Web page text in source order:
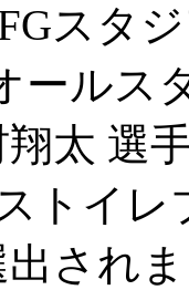
スタ
ールス
太 選
トイレ
され